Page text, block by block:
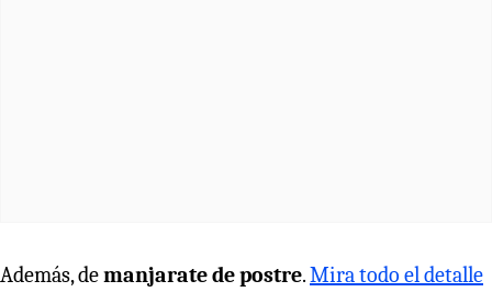
Además, demanjarate de postre.Mira todo el detalle